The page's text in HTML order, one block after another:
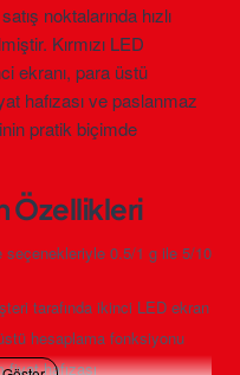
noktalarında hızlı
Kırmızı LED
ekranı, para üstü
hafızası ve paslanmaz
pratik biçimde
Özellikleri
0.5/1 g ile 5/10
tarafında ikinci LED ekran
hesaplama fonksiyonu
fiyat hafızası